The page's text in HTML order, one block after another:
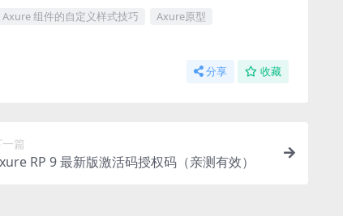
Axure 组件的自定义样式技巧
Axure原型
分享 收藏
一篇
RP 9 最新版激活码授权码（亲测有效）